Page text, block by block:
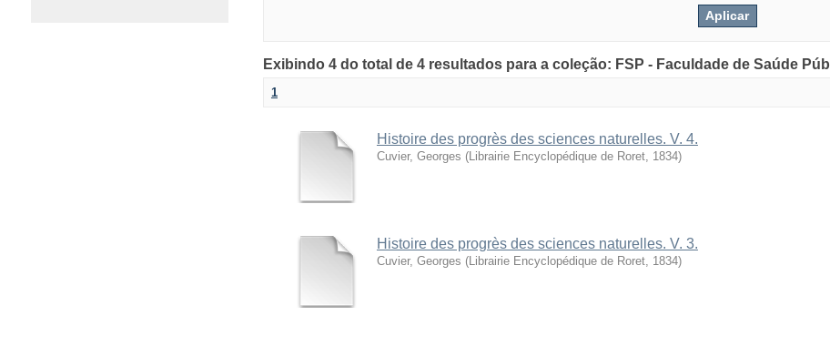
Exibindo 4 do total de 4 resultados para a coleção: FSP - Faculdade de Saúde
1
Histoire des progrès des sciences naturelles. V. 4.
Cuvier, Georges (Librairie Encyclopédique de Roret, 1834)
Histoire des progrès des sciences naturelles. V. 3.
Cuvier, Georges (Librairie Encyclopédique de Roret, 1834)